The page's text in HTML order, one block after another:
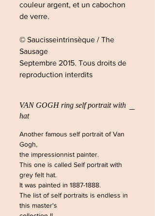
couleur argent, et un cabochon
de verre.
© Saucisseintrinsèque / The
Sausage
Septembre 2015. Tous droits de
reproduction interdits
VAN GOGH ring self portrait with
hat
Another famous self portrait of Van
Gogh,
the impressionnist painter.
This one is called Self portrait with
grey felt hat.
It was painted in 1887-1888.
The list of self portraits is endless in
this master's